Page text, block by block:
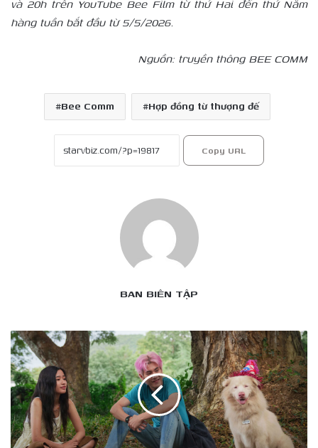
và 20h trên YouTube Bee Film từ thứ Hai đến thứ Năm
hàng tuần bắt đầu từ 5/5/2026.
Nguồn: truyền thông BEE COMM
Bee Comm Hợp đồng từ thượng đế
Copy URL
BAN BIÊN TẬP
Tình
bạn
lay
động
mọi
trái
tim
giữa